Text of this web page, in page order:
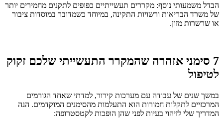
הבדל משמעותי נוסף: מקררים תעשייתיים כפופים לתקנים מחמירים יותר
של משרד הבריאות ורשויות התקינה, במיוחד כשמדובר במוסדות ציבור
או שרשרות מזון.
7 סימני אזהרה שהמקרר התעשייתי שלכם זקוק
לטיפול
במשך שנים של עבודה עם מערכות קירור, למדתי שאחד הגורמים
המרכזיים לתקלות חמורות הוא התעלמות מהסימנים המוקדמים. הנה
המדריך שלי לזיהוי בעיות לפני שהן הופכות לקטסטרופה: